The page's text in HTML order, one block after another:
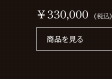
￥330,000 (税込)
商品を見る